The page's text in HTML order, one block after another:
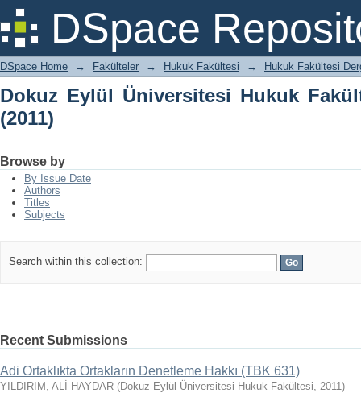
DSpace
Dokuz Eylül Üniversitesi Hukuk
DSpace Home → Fakülteler → Hukuk Fakültesi → Hukuk Fakültesi
Dokuz Eylül Üniversitesi Hukuk
(2011)
Browse by
By Issue Date
Authors
Titles
Subjects
Search within this collection:
Recent Submissions
Adi Ortaklıkta Ortakların Denetleme Hakkı (TBK 631)
YILDIRIM, ALİ HAYDAR (Dokuz Eylül Üniversitesi Hukuk Fakültesi, 2011)